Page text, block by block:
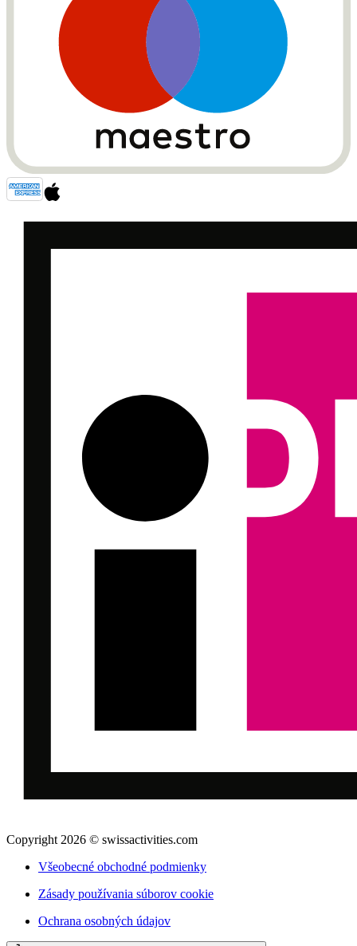
Copyright 2026 © swissactivities.com
Všeobecné obchodné podmienky
Zásady používania súborov cookie
Ochrana osobných údajov